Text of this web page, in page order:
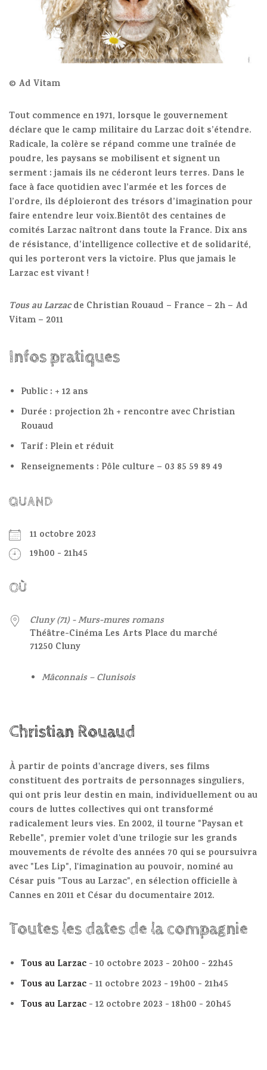
© Ad Vitam
Tout commence en 1971, lorsque le gouvernement
déclare que le camp militaire du Larzac doit s’étendre.
Radicale, la colère se répand comme une traînée de
poudre, les paysans se mobilisent et signent un
serment : jamais ils ne céderont leurs terres. Dans le
face à face quotidien avec l’armée et les forces de
l’ordre, ils déploieront des trésors d’imagination pour
faire entendre leur voix.Bientôt des centaines de
comités Larzac naîtront dans toute la France. Dix ans
de résistance, d’intelligence collective et de solidarité,
qui les porteront vers la victoire. Plus que jamais le
Larzac est vivant !
Tous au Larzacde Christian Rouaud – France – 2h – Ad
Vitam – 2011
Infos pratiques
Public : + 12 ans
Durée : projection 2h + rencontre avec Christian
Rouaud
Tarif : Plein et réduit
Renseignements : Pôle culture – 03 85 59 89 49
QUAND
11 octobre 2023
19h00 - 21h45
OÙ
Cluny (71) - Murs-mures romans
Théâtre-Cinéma Les Arts Place du marché
71250 Cluny
Mâconnais – Clunisois
Christian Rouaud
À partir de points d'ancrage divers, ses films
constituent des portraits de personnages singuliers,
qui ont pris leur destin en main, individuellement ou au
cours de luttes collectives qui ont transformé
radicalement leurs vies. En 2002, il tourne "Paysan et
Rebelle", premier volet d'une trilogie sur les grands
mouvements de révolte des années 70 qui se poursuivra
avec "Les Lip", l'imagination au pouvoir, nominé au
César puis "Tous au Larzac", en sélection officielle à
Cannes en 2011 et César du documentaire 2012.
Toutes les dates de la compagnie
Tous au Larzac - 10 octobre 2023 - 20h00 - 22h45
Tous au Larzac - 11 octobre 2023 - 19h00 - 21h45
Tous au Larzac - 12 octobre 2023 - 18h00 - 20h45